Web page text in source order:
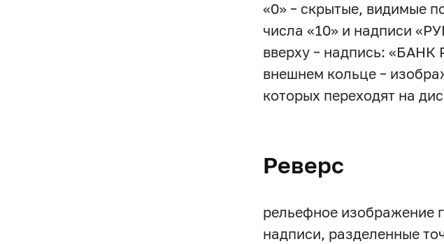
«0» – скрытые, видимые
числа «10» и надписи
вверху – надпись: «БАНК
внешнем кольце –
которых переходят на
Реверс
рельефное изображение
надписи, разделенные